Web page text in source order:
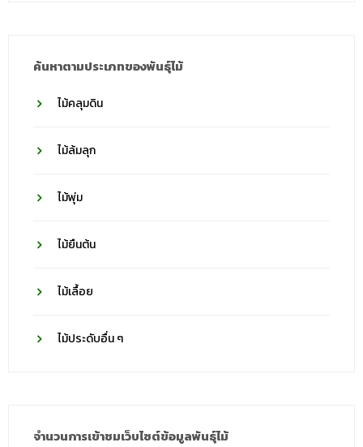
ค้นหาตามประเภทของพันธุ์ไม้
ไม้คลุมดิน
ไม้ล้มลุก
ไม้พุ่ม
ไม้ยืนต้น
ไม้เลื้อย
ไม้ประดับอื่น ๆ
จำนวนการเข้าชมเว็บไซต์ข้อมูลพันธุ์ไม้